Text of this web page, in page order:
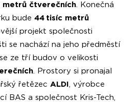
metrů čtverečních . Konečná
bude 44 tisíc metrů
projekt společnosti
se nachází na jeho předměstí
ze tří budov o velikosti
. Prostory si pronajal
řetězec ALDI , výrobce
BAS a společnost Kris-Tech,